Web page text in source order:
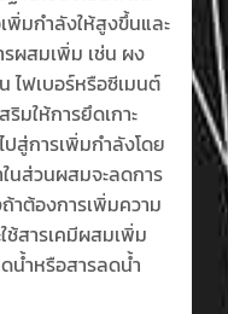
มกำลังให้สูงขึ้นและ
ผสมเพิ่ม เช่น ผง
ไฟเบอร์หรือซีเมนต์
มให้การยึดเกาะ
ปสู่การเพิ่มกำลังโดย
นส่วนผสมจะลดการ
าต้องการเพิ่มความ
ช้สารเคมีผสมเพิ่ม
น้ำหรือสารลดน้ำ